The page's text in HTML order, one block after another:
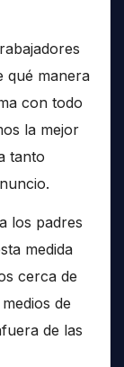
qué manera
con todo
la mejor
tanto
los padres
medida
cerca de
de
de las